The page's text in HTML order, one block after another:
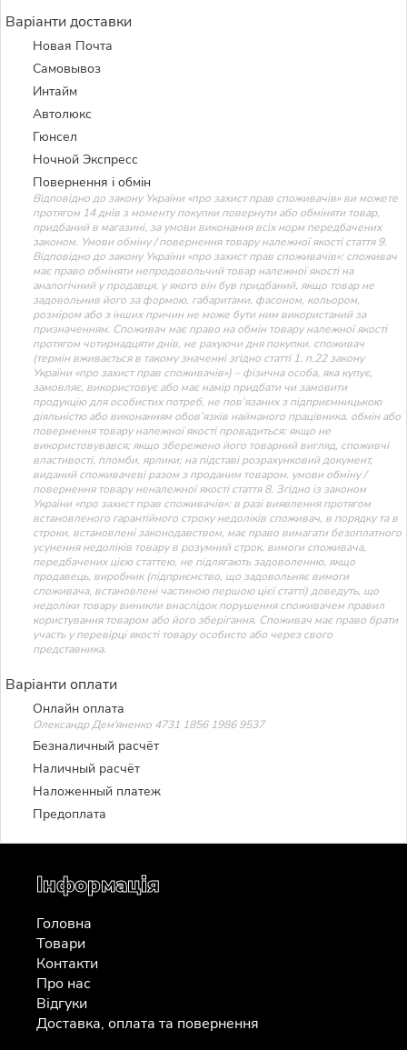
Варіанти доставки
Новая Почта
Самовывоз
Интайм
Автолюкс
Гюнсел
Ночной Экспресс
Повернення і обмін
Відповідно до закону України «про захист прав споживачів» ви можете
протягом 14 днів з моменту покупки повернути або обміняти товар,
придбаний в магазині, за умови виконання всіх норм передбачених
законом. Умови обміну / повернення товару належної якості стаття 9.
Відповідно до закону України «про захист прав споживачів»: споживач
має право обміняти непродовольчий товар належної якості на
аналогічний у продавця, у якого він був придбаний, якщо товар не
задовольнив його за формою, габаритами, фасоном, кольором,
розміром або з інших причин не може бути ним використаний за
призначенням. Споживач має право на обмін товару належної якості
протягом чотирнадцяти днів, не рахуючи дня покупки. споживач
(термін вживається в такому значенні згідно статті 1. п.22 закону
України «про захист прав споживачів») – фізична особа, яка купує,
замовляє, використовує або має намір придбати чи замовити
продукцію для особистих потреб, не пов’язаних з підприємницькою
діяльністю або виконанням обов’язків найманого працівника. обмін або
повернення товару належної якості провадиться: якщо не
використовувався; якщо збережено його товарний вигляд, споживчі
властивості, пломби, ярлики; на підставі розрахунковий документ,
виданий споживачеві разом з проданим товаром. умови обміну /
повернення товару неналежної якості стаття 8. Згідно із законом
України «про захист прав споживачів»: в разі виявлення протягом
встановленого гарантійного строку недоліків споживач, в порядку та в
строки, встановлені законодавством, має право вимагати безоплатного
усунення недоліків товару в розумний строк. вимоги споживача,
передбачених цією статтею, не підлягають задоволенню, якщо
продавець, виробник (підприємство, що задовольняє вимоги
споживача, встановлені частиною першою цієї статті) доведуть, що
недоліки товару виникли внаслідок порушення споживачем правил
користування товаром або його зберігання. Споживач має право брати
участь у перевірці якості товару особисто або через свого
представника.
Варіанти оплати
Онлайн оплата
Олександр Дем'яненко 4731 1856 1986 9537
Безналичный расчёт
Наличный расчёт
Наложенный платеж
Предоплата
Інформація
Головна
Товари
Контакти
Про нас
Відгуки
Доставка, оплата та повернення